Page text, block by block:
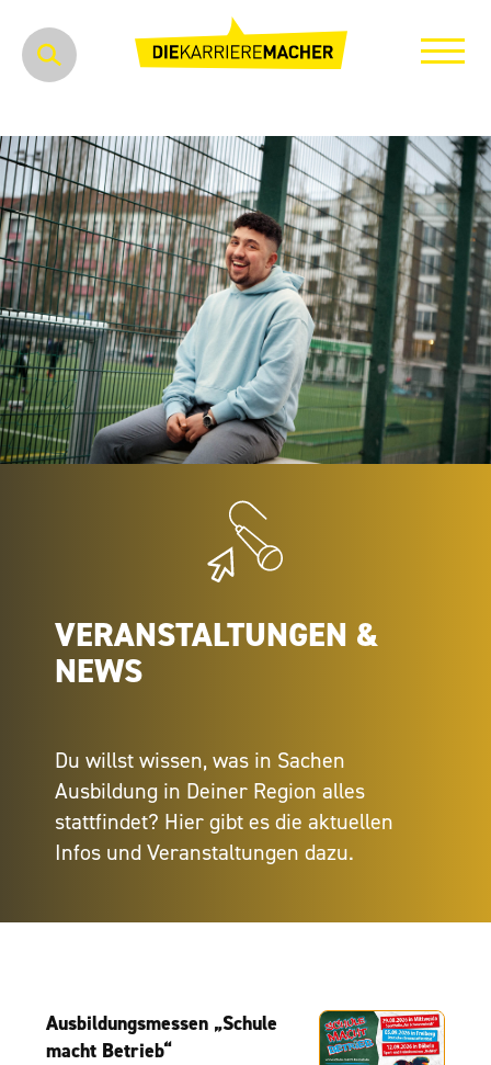
VERANSTALTUNGEN &
NEWS
Du willst wissen, was in Sachen
Ausbildung in Deiner Region alles
stattfindet? Hier gibt es die aktuellen
Infos und Veranstaltungen dazu.
Ausbildungsmessen „Schule
macht Betrieb“